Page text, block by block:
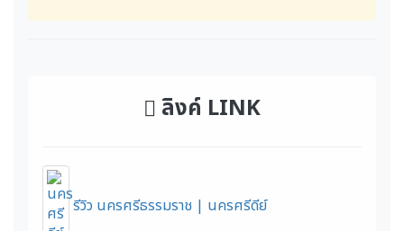
ลิงค์ LINK
รีวิว นครศรีธรรมราช | นครศรีดีย์